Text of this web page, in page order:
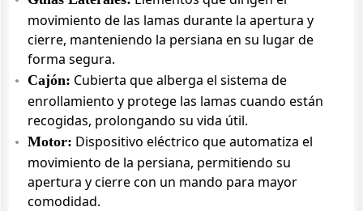
movimiento de las lamas durante la apertura y
cierre, manteniendo la persiana en su lugar de
forma segura.
Cajón: Cubierta que alberga el sistema de
enrollamiento y protege las lamas cuando están
recogidas, prolongando su vida útil.
Motor: Dispositivo eléctrico que automatiza el
movimiento de la persiana, permitiendo su
apertura y cierre con un mando para mayor
comodidad.